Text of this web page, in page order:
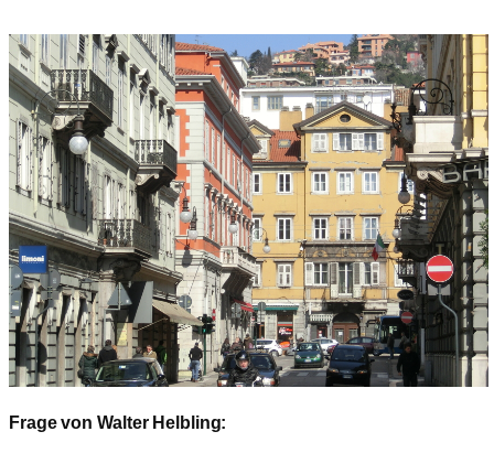
Frage von Walter Helbling: